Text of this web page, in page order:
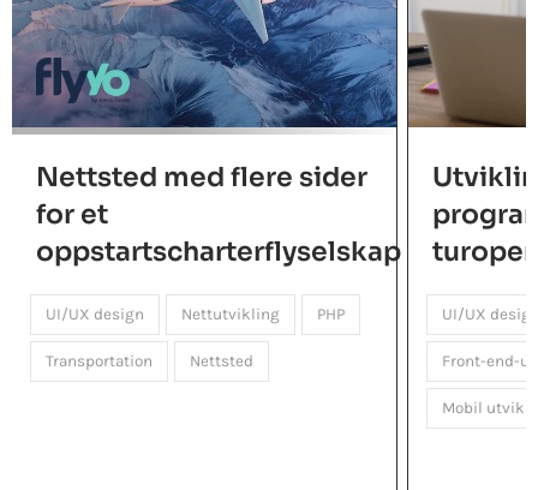
Nettsted med flere sider
for et
oppstartscharterflyselskap
UI/UX design Nettutvikling PHP
Transportation Nettsted
UI/UX
Front-end-
Mobil